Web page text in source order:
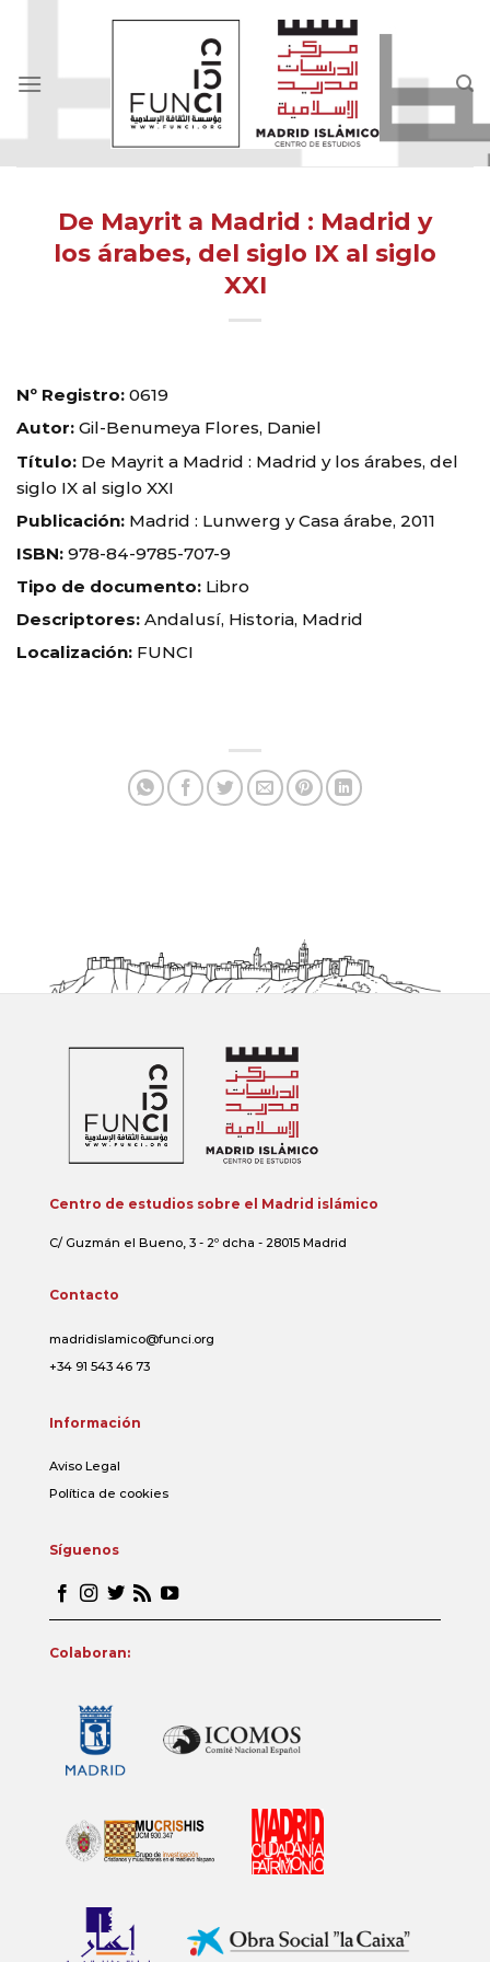
De Mayrit a Madrid : Madrid y
los árabes, del siglo IX al siglo
XXI
Nº Registro: 0619
Autor: Gil-Benumeya Flores, Daniel
Título: De Mayrit a Madrid : Madrid y los árabes, del
siglo IX al siglo XXI
Publicación: Madrid : Lunwerg y Casa árabe, 2011
ISBN: 978-84-9785-707-9
Tipo de documento: Libro
Descriptores: Andalusí, Historia, Madrid
Localización: FUNCI
Centro de estudios sobre el Madrid islámico
C/ Guzmán el Bueno, 3 - 2º dcha - 28015 Madrid
Contacto
madridislamico@funci.org
+34 91 543 46 73
Información
Aviso Legal
Política de cookies
Síguenos
Colaboran: